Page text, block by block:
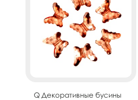
Q Декоративные бусины